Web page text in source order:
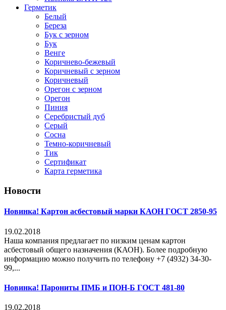
Герметик
Белый
Береза
Бук с зерном
Бук
Венге
Коричнево-бежевый
Коричневый с зерном
Коричневый
Орегон с зерном
Орегон
Пиния
Серебристый дуб
Серый
Сосна
Темно-коричневый
Тик
Сертификат
Карта герметика
Новости
Новинка! Картон асбестовый марки КАОН ГОСТ 2850-95
19.02.2018
Наша компания предлагает по низким ценам картон
асбестовый общего назначения (КАОН). Более подробную
информацию можно получить по телефону +7 (4932) 34-30-
99,...
Новинка! Парониты ПМБ и ПОН-Б ГОСТ 481-80
19.02.2018